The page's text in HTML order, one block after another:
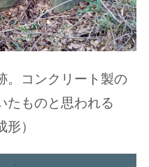
。コンクリート製の
たものと思われる
）